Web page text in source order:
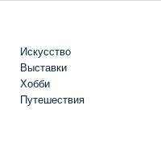
Искусство
Выставки
Хобби
Путешествия